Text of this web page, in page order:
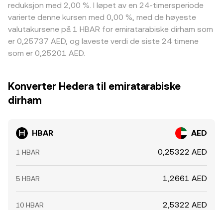
reduksjon med 2,00 %. I løpet av en 24-timersperiode
varierte denne kursen med 0,00 %, med de høyeste
valutakursene på 1 HBAR for emiratarabiske dirham som
er 0,25737 AED, og laveste verdi de siste 24 timene
som er 0,25201 AED.
Konverter Hedera til emiratarabiske
dirham
HBAR AED
1 HBAR 0,25322 AED
5 HBAR 1,2661 AED
10 HBAR 2,5322 AED